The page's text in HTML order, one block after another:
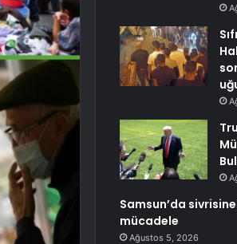
Samsun’da
mücadele
Ağustos 5, 2026